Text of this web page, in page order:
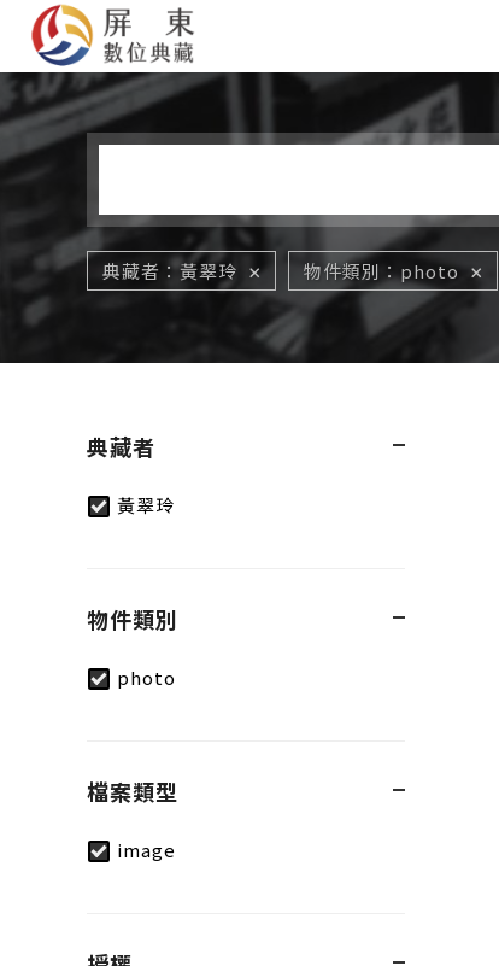
您在這裡
典藏者 黃翠玲 物件類別 photo
典藏者
黃翠玲
物件類別
photo
檔案類型
image